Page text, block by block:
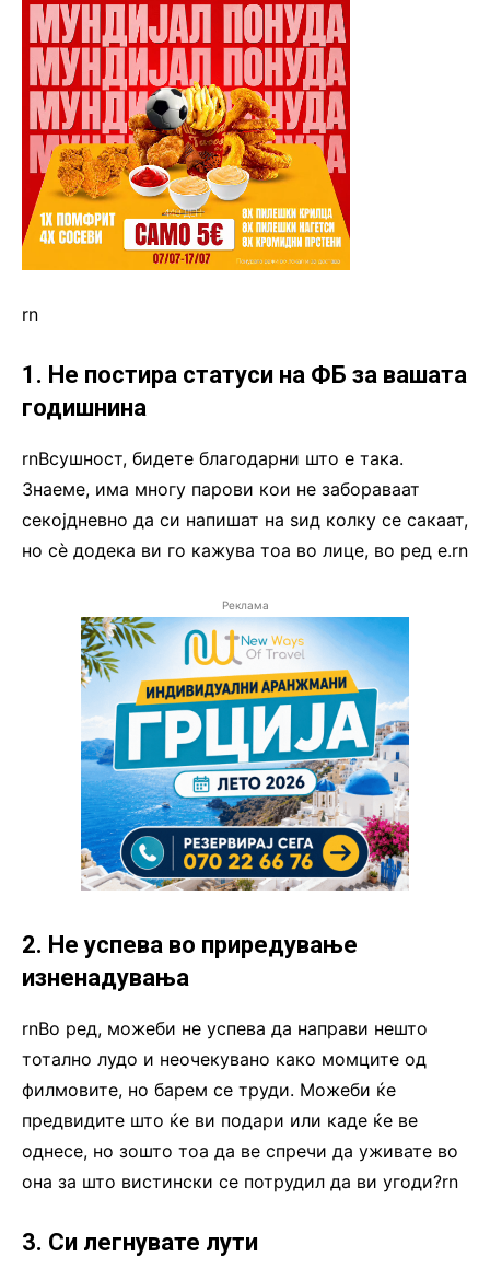
rn
1. Не постира статуси на ФБ за вашата
годишнина
rnВсушност, бидете благодарни што е така.
Знаеме, има многу парови кои не забораваат
секојдневно да си напишат на ѕид колку се сакаат,
но сè додека ви го кажува тоа во лице, во ред е.rn
Реклама
2. Не успева во приредување
изненадувања
rnВо ред, можеби не успева да направи нешто
тотално лудо и неочекувано како момците од
филмовите, но барем се труди. Можеби ќе
предвидите што ќе ви подари или каде ќе ве
однесе, но зошто тоа да ве спречи да уживате во
она за што вистински се потрудил да ви угоди?rn
3. Си легнувате лути